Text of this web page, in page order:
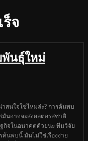
จ
นธุ์ใหม่
สนใจใช่ไหมล่ะ? การค้นพบ
มันอาจจะส่งผลต่อรสชาติ
ฐกิจในอนาคตด้วยนะ ทีมวิจัย
นพบนี้ มันไม่ใช่เรื่องง่าย